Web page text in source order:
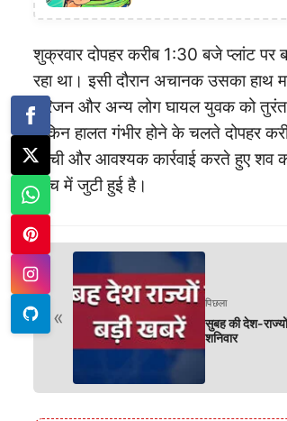
शुक्रवार दोपहर करीब 1:30 बजे प्लांट पर
रहा था। इसी दौरान अचानक उसका
परिजन और अन्य लोग घायल युवक को तुरंत
लेकिन हालत गंभीर होने के चलते दोपहर
पहुंची और आवश्यक कार्रवाई करते हुए शव
जांच में जुटी हुई है।
«
पिछला
सुबह की देश-
शनिवार